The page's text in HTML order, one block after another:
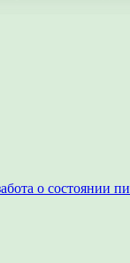
о состоянии